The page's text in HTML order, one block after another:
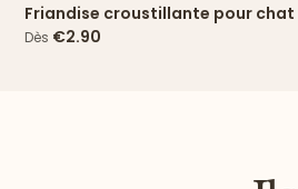
Friandise croustillante pour chat
Dès €2.90